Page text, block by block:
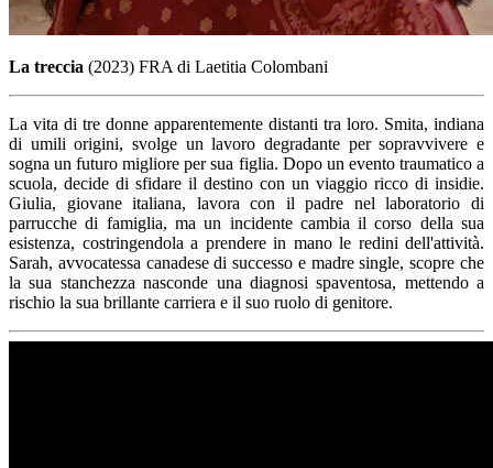
La treccia (2023) FRA di Laetitia Colombani
La vita di tre donne apparentemente distanti tra loro. Smita, indiana
di umili origini, svolge un lavoro degradante per sopravvivere e
sogna un futuro migliore per sua figlia. Dopo un evento traumatico a
scuola, decide di sfidare il destino con un viaggio ricco di insidie.
Giulia, giovane italiana, lavora con il padre nel laboratorio di
parrucche di famiglia, ma un incidente cambia il corso della sua
esistenza, costringendola a prendere in mano le redini dell'attività.
Sarah, avvocatessa canadese di successo e madre single, scopre che
la sua stanchezza nasconde una diagnosi spaventosa, mettendo a
rischio la sua brillante carriera e il suo ruolo di genitore.